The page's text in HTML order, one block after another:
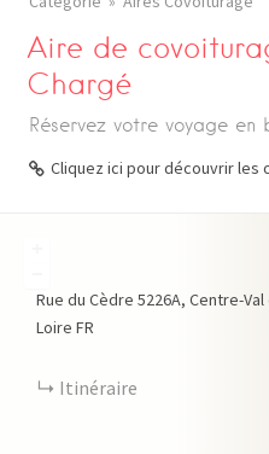
Aire de
Chargé
Réservez votre voyage en
Cliquez ici pour découvrir les
Rue du Cèdre 5226A Centre-Val
Loire FR
Itinéraire